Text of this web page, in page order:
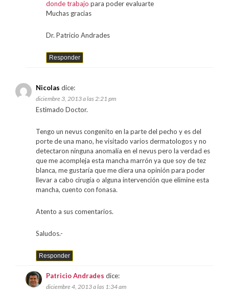
donde trabajo para poder evaluarte
Muchas gracias
Dr. Patricio Andrades
Responder
Nicolas dice:
diciembre 3, 2013 a las 2:21 pm
Estimado Doctor.
Tengo un nevus congenito en la parte del pecho y es del
porte de una mano, he visitado varios dermatologos y no
detectaron ninguna anomalía en el nevus pero la verdad es
que me acompleja esta mancha marrón ya que soy de tez
blanca, me gustaría que me diera una opinión para poder
llevar a cabo cirugía o alguna intervención que elimine esta
mancha, cuento con fonasa.
Atento a sus comentarios.
Saludos.-
Responder
Patricio Andrades dice:
diciembre 4, 2013 a las 1:34 am